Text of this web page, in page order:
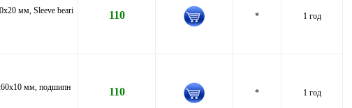
мм, Sleeve beari
110 * 1 год
мм, подшипн
110 * 1 год